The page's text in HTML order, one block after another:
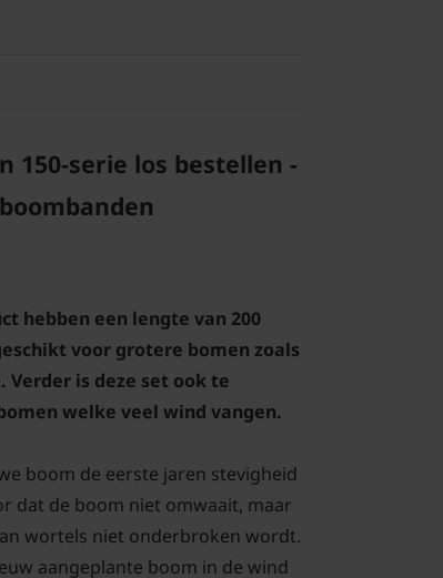
150-serie los bestellen -
hebben een lengte van 200
voor grotere bomen zoals
Verder is deze set ook te
welke veel wind vangen.
boom de eerste jaren stevigheid
dat de boom niet omwaait, maar
wortels niet onderbroken wordt.
aangeplante boom in de wind